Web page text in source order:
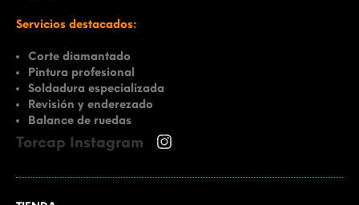
Servicios destacados:
Corte diamantado
Pintura profesional
Soldadura especializada
Revisión y enderezado
Balance de ruedas
Torcap Instagram